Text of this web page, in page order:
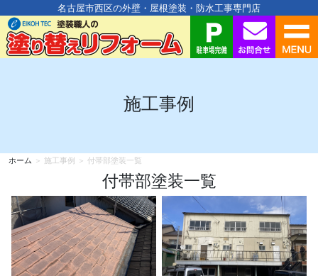
名古屋市西区の外壁・屋根塗装・防水工事専門店
施工事例
ホーム ＞ 施工事例 ＞ 付帯部塗装一覧
付帯部塗装一覧